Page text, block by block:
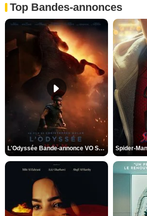
Top Bandes-annonces
L'Odyssée Bande-annonce VO STFR